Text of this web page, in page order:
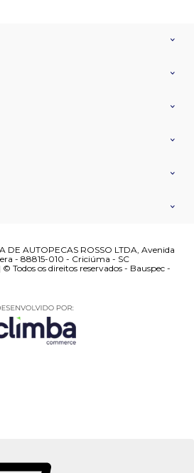
DE AUTOPECAS ROSSO LTDA, Avenida
- 88815-010 - Criciúma - SC
Todos os direitos reservados - Bauspec -